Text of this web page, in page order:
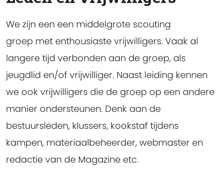
We zijn een een middelgrote scouting
groep met enthousiaste vrijwilligers. Vaak al
langere tijd verbonden aan de groep, als
jeugdlid en/of vrijwilliger. Naast leiding kennen
we ook vrijwilligers die de groep op een andere
manier ondersteunen. Denk aan de
bestuursleden, klussers, kookstaf tijdens
kampen, materiaalbeheerder, webmaster en
redactie van de Magazine etc.